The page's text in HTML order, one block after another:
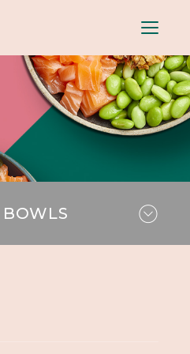
Menu
BOWLS